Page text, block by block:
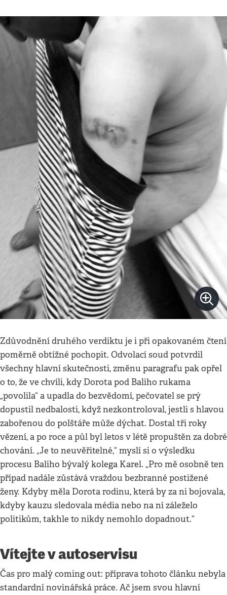
Zdůvodnění druhého verdiktu je i při opakovaném čtení
poměrně obtížné pochopit. Odvolací soud potvrdil
všechny hlavní skutečnosti, změnu paragrafu pak opřel
o to, že ve chvíli, kdy Dorota pod Baliho rukama
„povolila“ a upadla do bezvědomí, pečovatel se prý
dopustil nedbalosti, když nezkontroloval, jestli s hlavou
zabořenou do polštáře může dýchat. Dostal tři roky
vězení, a po roce a půl byl letos v létě propuštěn za dobré
chování. „Je to neuvěřitelné,“ myslí si o výsledku
procesu Baliho bývalý kolega Karel. „Pro mě osobně ten
případ nadále zůstává vraždou bezbranné postižené
ženy. Kdyby měla Dorota rodinu, která by za ni bojovala,
kdyby kauzu sledovala média nebo na ní záleželo
politikům, takhle to nikdy nemohlo dopadnout.“
Vítejte v autoservisu
Čas pro malý coming out: příprava tohoto článku nebyla
standardní novinářská práce. Ač jsem svou hlavní